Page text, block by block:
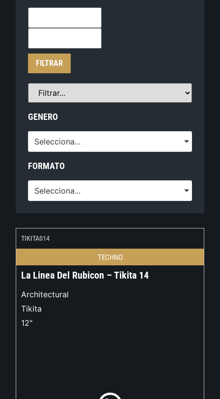
FILTRAR
GENERO
Selecciona...
FORMATO
Selecciona...
TIKITA014
TECHNO
La Linea Del Rubicon – Tikita 14
Architectural
Tikita
12"